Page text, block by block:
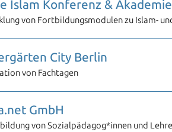
Islam Konferenz &
von Fortbildungsmodulen zu Islam-
City Berlin
von Fachtagen
GmbH
von Sozialpädagog*innen und